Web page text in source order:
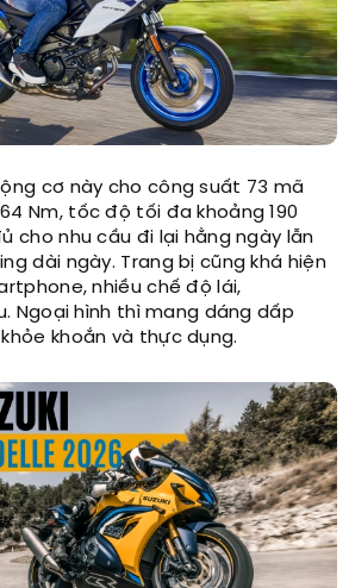
cơ này cho công suất 73 mã
Nm, tốc độ tối đa khoảng 190
cho nhu cầu đi lại hằng ngày lẫn
dài ngày. Trang bị cũng khá hiện
nhiều chế độ lái,
Ngoại hình thì mang dáng dấp
khỏe khoắn và thực dụng.